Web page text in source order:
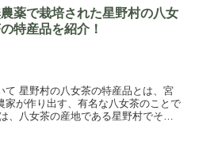
薬で栽培された星野村の八女
特産品を紹介！
て 星野村の八女茶の特産品とは、宮
家が作り出す、有名な八女茶のことで
、八女茶の産地である星野村でその